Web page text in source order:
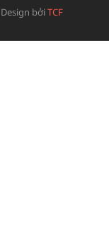
Design bởiTCF